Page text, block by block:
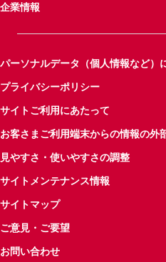
企業情報
パーソナルデータ（個人情報など）
プライバシーポリシー
サイトご利用にあたって
お客さまご利用端末からの情報の外
見やすさ・使いやすさの調整
サイトメンテナンス情報
サイトマップ
ご意見・ご要望
お問い合わせ